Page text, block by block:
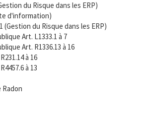
du Risque dans les ERP)
d'information)
(Gestion du Risque dans les ERP)
Art. L1333.1 à 7
Art. R1336.13 à 16
à 16
à 13
Radon